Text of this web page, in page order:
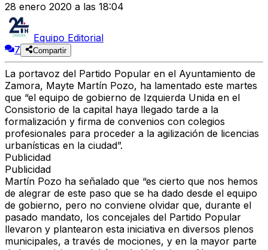
28 enero 2020 a las 18:04
Equipo Editorial
7
Compartir
La portavoz del Partido Popular en el Ayuntamiento de
Zamora, Mayte Martín Pozo, ha lamentado este martes
que “el equipo de gobierno de Izquierda Unida en el
Consistorio de la capital haya llegado tarde a la
formalización y firma de convenios con colegios
profesionales para proceder a la agilización de licencias
urbanísticas en la ciudad”.
Publicidad
Publicidad
Martín Pozo ha señalado que “es cierto que nos hemos
de alegrar de este paso que se ha dado desde el equipo
de gobierno, pero no conviene olvidar que, durante el
pasado mandato, los concejales del Partido Popular
llevaron y plantearon esta iniciativa en diversos plenos
municipales, a través de mociones, y en la mayor parte